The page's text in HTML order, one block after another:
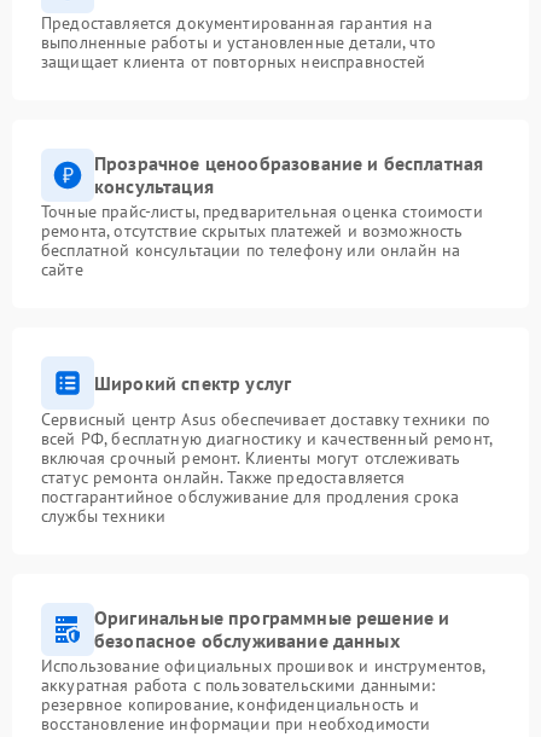
Предоставляется документированная гарантия на
выполненные работы и установленные детали, что
защищает клиента от повторных неисправностей
Прозрачное ценообразование и бесплатная
консультация
Точные прайс-листы, предварительная оценка стоимости
ремонта, отсутствие скрытых платежей и возможность
бесплатной консультации по телефону или онлайн на
сайте
Широкий спектр услуг
Сервисный центр Asus обеспечивает доставку техники по
всей РФ, бесплатную диагностику и качественный ремонт,
включая срочный ремонт. Клиенты могут отслеживать
статус ремонта онлайн. Также предоставляется
постгарантийное обслуживание для продления срока
службы техники
Оригинальные программные решение и
безопасное обслуживание данных
Использование официальных прошивок и инструментов,
аккуратная работа с пользовательскими данными:
резервное копирование, конфиденциальность и
восстановление информации при необходимости